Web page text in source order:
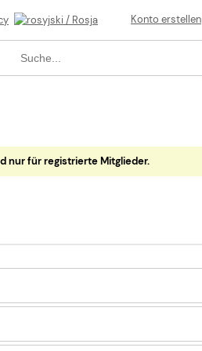
Konto erstellen
nur für registrierte Mitglieder.